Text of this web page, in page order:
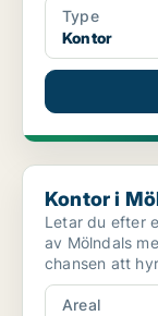
Type
Kontor
Kontor i Mölndal
Kontor i
Letar du efter
av Mölndals
chansen att
...
Areal